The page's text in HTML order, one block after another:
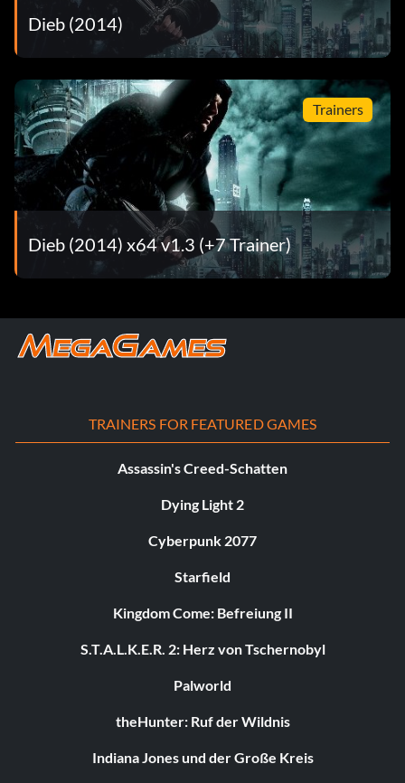
Dieb (2014)
Trainers
Dieb (2014) x64 v1.3 (+7 Trainer)
TRAINERS FOR FEATURED GAMES
Assassin's Creed-Schatten
Dying Light 2
Cyberpunk 2077
Starfield
Kingdom Come: Befreiung II
S.T.A.L.K.E.R. 2: Herz von Tschernobyl
Palworld
theHunter: Ruf der Wildnis
Indiana Jones und der Große Kreis